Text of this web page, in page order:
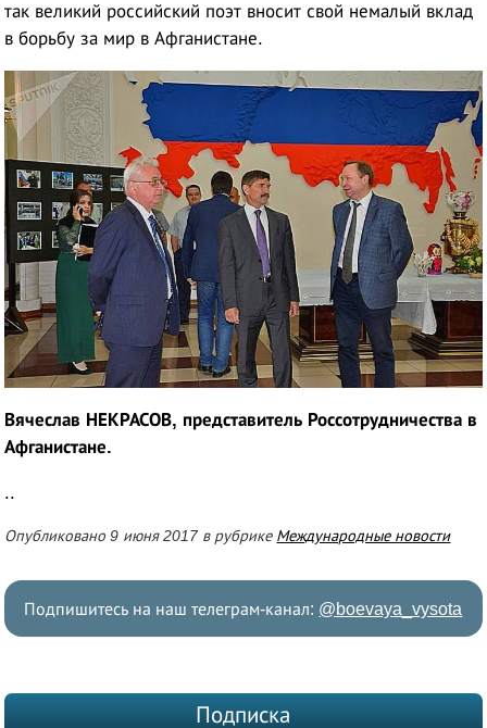
так великий российский поэт вносит свой немалый вклад
в борьбу за мир в Афганистане.
Вячеслав НЕКРАСОВ, представитель Россотрудничества в
Афганистане.
..
Опубликовано 9 июня 2017 в рубрике Международные новости
Подпишитесь на наш телеграм-канал: @boevaya_vysota
Подписка